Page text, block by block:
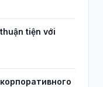
tiện với